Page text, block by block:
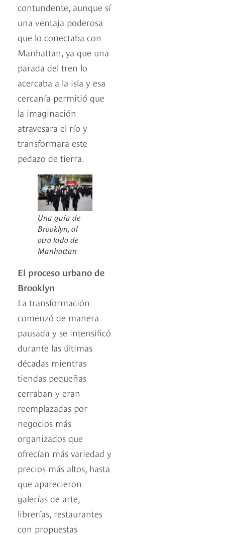
contundente, aunque sí
una ventaja poderosa
que lo conectaba con
Manhattan, ya que una
parada del tren lo
acercaba a la isla y esa
cercanía permitió que
la imaginación
atravesara el río y
transformara este
pedazo de tierra.
Una guía de
Brooklyn, al
otro lado de
Manhattan
El proceso urbano de
Brooklyn
La transformación
comenzó de manera
pausada y se intensificó
durante las últimas
décadas mientras
tiendas pequeñas
cerraban y eran
reemplazadas por
negocios más
organizados que
ofrecían más variedad y
precios más altos, hasta
que aparecieron
galerías de arte,
librerías, restaurantes
con propuestas